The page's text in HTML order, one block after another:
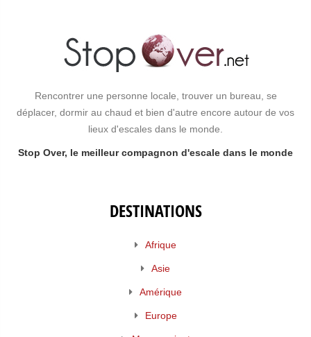
Rencontrer une personne locale, trouver un bureau, se
déplacer, dormir au chaud et bien d'autre encore autour de vos
lieux d'escales dans le monde.
Stop Over, le meilleur compagnon d'escale dans le monde
DESTINATIONS
Afrique
Asie
Amérique
Europe